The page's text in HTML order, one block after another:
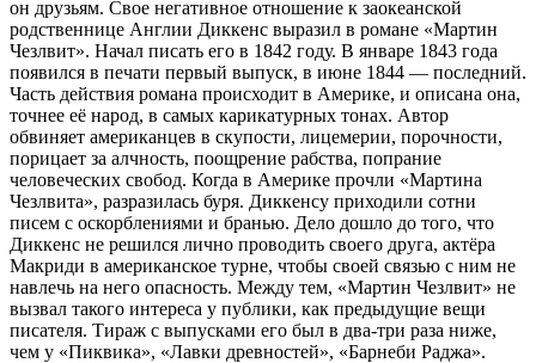
он друзьям. Свое негативное отношение к заокеанской
родственнице Англии Диккенс выразил в романе «Мартин
Чезлвит». Начал писать его в 1842 году. В январе 1843 года
появился в печати первый выпуск, в июне 1844 — последний.
Часть действия романа происходит в Америке, и описана она,
точнее её народ, в самых карикатурных тонах. Автор
обвиняет американцев в скупости, лицемерии, порочности,
порицает за алчность, поощрение рабства, попрание
человеческих свобод. Когда в Америке прочли «Мартина
Чезлвита», разразилась буря. Диккенсу приходили сотни
писем с оскорблениями и бранью. Дело дошло до того, что
Диккенс не решился лично проводить своего друга, актёра
Макриди в американское турне, чтобы своей связью с ним не
навлечь на него опасность. Между тем, «Мартин Чезлвит» не
вызвал такого интереса у публики, как предыдущие вещи
писателя. Тираж с выпусками его был в два-три раза ниже,
чем у «Пиквика», «Лавки древностей», «Барнеби Раджа».